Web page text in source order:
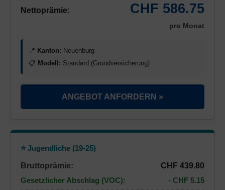
Nettoprämie: CHF 586.75
pro Monat
📍 Kanton: Neuenburg
📋 Modell: Standard (Grundversicherung)
ANGEBOT ANFORDERN »
⭐ Jugendliche (19-25)
Bruttoprämie:
CHF 439.80
Gesetzlicher Abschlag (VOC):
- CHF 5.15